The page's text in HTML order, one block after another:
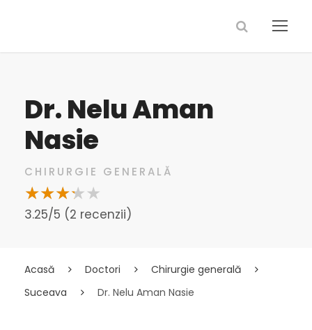
Dr. Nelu Aman
Nasie
CHIRURGIE GENERALĂ
3.25/5 (2 recenzii)
Acasă Doctori
Chirurgie generală
Suceava
Dr. Nelu Aman Nasie